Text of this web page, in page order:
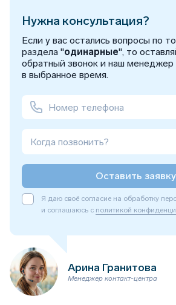
Нужна консультация?
Если у вас остались вопросы по
раздела "одинарные", то
обратный звонок и наш менеджер
в выбранное время.
Когда позвонить?
Оставить заявку
Я даю своё согласие на обработку
и соглашаюсь с политикой
Арина Гранитова
Менеджер контакт-центра